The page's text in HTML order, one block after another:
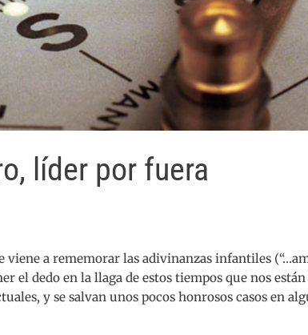
líder por fuera
viene a rememorar las adivinanzas infantiles
el dedo en la llaga de estos tiempos que nos
y se salvan unos pocos honrosos casos en